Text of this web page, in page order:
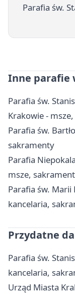
Parafia św.
Inne parafie
Parafia św.
Krakowie -
Parafia św.
sakramenty
Parafia
msze,
Parafia św. Marii
kancelaria,
Przydatne
Parafia św.
kancelaria,
Urząd Miasta